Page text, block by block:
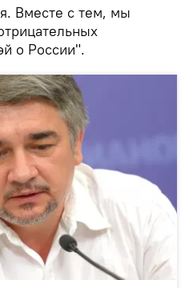
Вместе с тем, мы
о России".